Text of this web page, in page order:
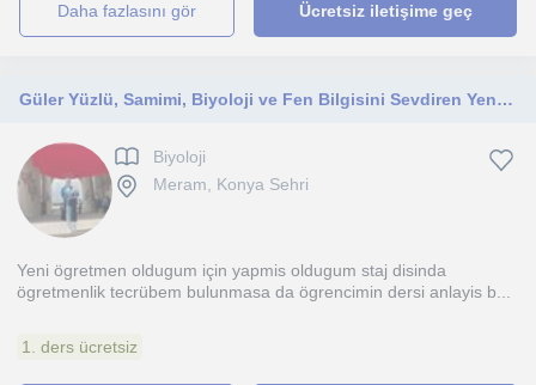
daha fazlasını gör Ücretsiz iletişime geç
Güler Yüzlü, Samimi, Biyoloji ve Fen Bilgisini Sevdiren Yeni Öğretmen
Biyoloji
Meram, Konya Sehri
Yeni ögretmen oldugum için yapmis oldugum staj disinda
ögretmenlik tecrübem bulunmasa da ögrencimin dersi anlayis b...
1. ders ücretsiz